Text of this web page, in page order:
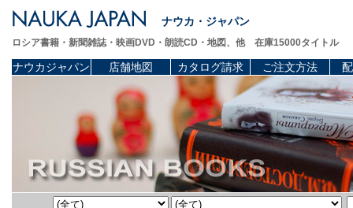
ナウカ・ジャパン
ロシア書籍・新聞雑誌・映画DVD・朗読CD・地図、他 在庫15000タイトル
ナウカジャパン 店舗地図 カタログ請求 ご注文方法